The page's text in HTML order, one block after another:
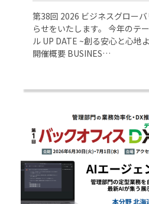
第38回 2026 ビジネスグロー
らせをいたします。 今年のテ
ル UP DATE ~創る安心と心地
開催概要 BUSINES…